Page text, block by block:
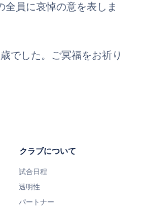
員に哀悼の意を表しま
でした。ご冥福をお祈り
クラブについて
試合日程
透明性
パートナー